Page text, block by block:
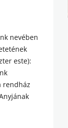
nevében
este):
rendház